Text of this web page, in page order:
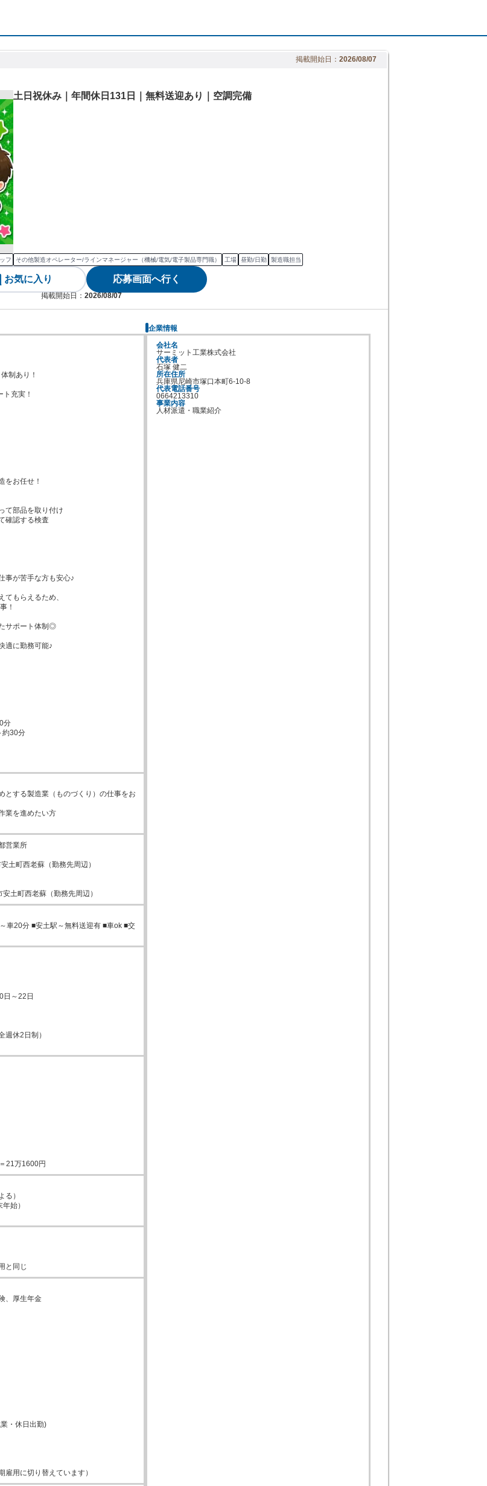
掲載開始日： 2026/08/07
土日祝休み｜年間休日131日｜無料送迎あり｜空調完備
フ その他製造オペレーター/ラインマネージャー（機械/電気/電子製品専門職） 工場 昼勤/日勤 製造職担当
お気に入り 応募画面へ行く
掲載開始日： 2026/08/07
制あり！
充実！
をお任せ！
て部品を取り付け
確認する検査
事が苦手な方も安心♪
てもらえるため、
サポート体制◎
適に勤務可能♪
分
約30分
とする製造業（ものづくり）の仕事をお
業を進めたい方
営業所
土町西老蘇（勤務先周辺）
土町西老蘇（勤務先周辺）
車20分 ■安土駅～無料送迎有 ■車ok ■交
日～22日
週休2日制）
21万1600円
る）
始）
、厚生年金
・休日出勤)
雇用に切り替えています）
企業情報
会社名
サーミット工業株式会社
代表者
石塚 健二
所在住所
兵庫県尼崎市塚口本町6-10-8
代表電話番号
0664213310
事業内容
人材派遣・職業紹介